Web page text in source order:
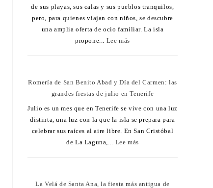
de sus playas, sus calas y sus pueblos tranquilos,
pero, para quienes viajan con niños, se descubre
una amplia oferta de ocio familiar. La isla
propone... Lee más
Romería de San Benito Abad y Día del Carmen: las
grandes fiestas de julio en Tenerife
Julio es un mes que en Tenerife se vive con una luz
distinta, una luz con la que la isla se prepara para
celebrar sus raíces al aire libre. En San Cristóbal
de La Laguna,... Lee más
La Velá de Santa Ana, la fiesta más antigua de